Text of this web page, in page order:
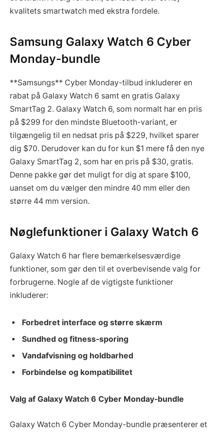
kvalitets smartwatch med ekstra fordele.
Samsung Galaxy Watch 6 Cyber
Monday-bundle
**Samsungs** Cyber Monday-tilbud inkluderer en
rabat på Galaxy Watch 6 samt en gratis Galaxy
SmartTag 2. Galaxy Watch 6, som normalt har en pris
på $299 for den mindste Bluetooth-variant, er
tilgængelig til en nedsat pris på $229, hvilket sparer
dig $70. Derudover kan du for kun $1 mere få den nye
Galaxy SmartTag 2, som har en pris på $30, gratis.
Denne pakke gør det muligt for dig at spare $100,
uanset om du vælger den mindre 40 mm eller den
større 44 mm version.
Nøglefunktioner i Galaxy Watch 6
Galaxy Watch 6 har flere bemærkelsesværdige
funktioner, som gør den til et overbevisende valg for
forbrugerne. Nogle af de vigtigste funktioner
inkluderer:
Forbedret interface og større skærm
Sundhed og fitness-sporing
Vandafvisning og holdbarhed
Forbindelse og kompatibilitet
Valg af Galaxy Watch 6 Cyber Monday-bundle
Galaxy Watch 6 Cyber Monday-bundle præsenterer et